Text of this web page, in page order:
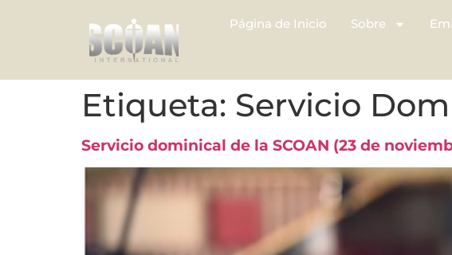
Página de Inicio Sobre
Etiqueta: Servicio
Servicio dominical de la SCOAN (23 de